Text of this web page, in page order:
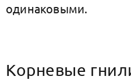
одинаковыми.
Корневые